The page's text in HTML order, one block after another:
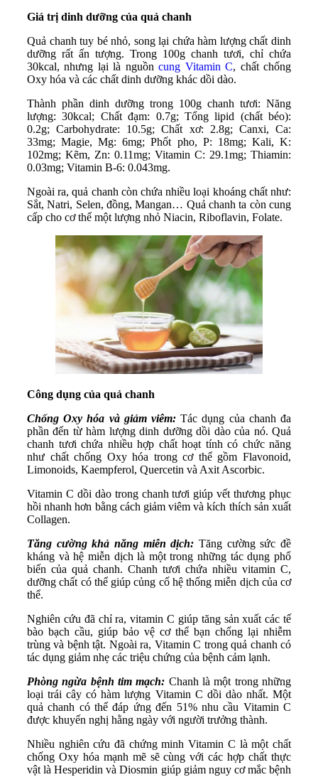
Giá trị dinh dưỡng của quả chanh
Quả chanh tuy bé nhỏ, song lại chứa hàm lượng chất dinh
dưỡng rất ấn tượng. Trong 100g chanh tươi, chỉ chứa
30kcal, nhưng lại là nguồncung Vitamin C, chất chống
Oxy hóa và các chất dinh dưỡng khác dồi dào.
Thành phần dinh dưỡng trong 100g chanh tươi: Năng
lượng: 30kcal; Chất đạm: 0.7g; Tổng lipid (chất béo):
0.2g; Carbohydrate: 10.5g; Chất xơ: 2.8g; Canxi, Ca:
33mg; Magie, Mg: 6mg; Phốt pho, P: 18mg; Kali, K:
102mg; Kẽm, Zn: 0.11mg; Vitamin C: 29.1mg; Thiamin:
0.03mg; Vitamin B-6: 0.043mg.
Ngoài ra, quả chanh còn chứa nhiều loại khoáng chất như:
Sắt, Natri, Selen, đồng, Mangan… Quả chanh ta còn cung
cấp cho cơ thể một lượng nhỏ Niacin, Riboflavin, Folate.
Công dụng của quả chanh
Chống Oxy hóa và giảm viêm:Tác dụng của chanh đa
phần đến từ hàm lượng dinh dưỡng dồi dào của nó. Quả
chanh tươi chứa nhiều hợp chất hoạt tính có chức năng
như chất chống Oxy hóa trong cơ thể gồm Flavonoid,
Limonoids, Kaempferol, Quercetin và Axit Ascorbic.
Vitamin C dồi dào trong chanh tươi giúp vết thương phục
hồi nhanh hơn bằng cách giảm viêm và kích thích sản xuất
Collagen.
Tăng cường khả năng miễn dịch: Tăng cường sức đề
kháng và hệ miễn dịch là một trong những tác dụng phổ
biến của quả chanh. Chanh tươi chứa nhiều vitamin C,
dưỡng chất có thể giúp củng cố hệ thống miễn dịch của cơ
thể.
Nghiên cứu đã chỉ ra, vitamin C giúp tăng sản xuất các tế
bào bạch cầu, giúp bảo vệ cơ thể bạn chống lại nhiễm
trùng và bệnh tật. Ngoài ra, Vitamin C trong quả chanh có
tác dụng giảm nhẹ các triệu chứng của bệnh cảm lạnh.
Phòng ngừa bệnh tim mạch: Chanh là một trong những
loại trái cây có hàm lượng Vitamin C dồi dào nhất. Một
quả chanh có thể đáp ứng đến 51% nhu cầu Vitamin C
được khuyến nghị hằng ngày với người trưởng thành.
Nhiều nghiên cứu đã chứng minh Vitamin C là một chất
chống Oxy hóa mạnh mẽ sẽ cùng với các hợp chất thực
vật là Hesperidin và Diosmin giúp giảm nguy cơ mắc bệnh